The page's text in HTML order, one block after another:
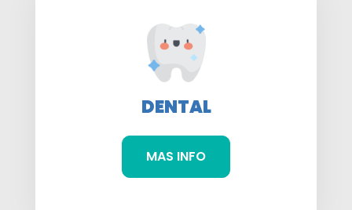
DENTAL
MAS INFO